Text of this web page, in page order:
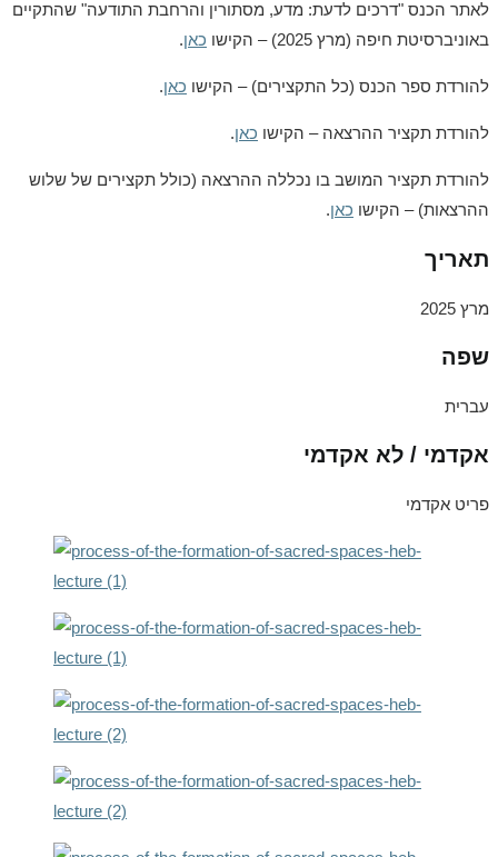
לאתר הכנס "דרכים לדעת: מדע, מסתורין והרחבת התודעה" שהתקיים
באוניברסיטת חיפה (מרץ 2025) – הקישו
כאן.
להורדת ספר הכנס (כל התקצירים) – הקישו כאן.
להורדת תקציר ההרצאה – הקישו כאן.
להורדת תקציר המושב בו נכללה ההרצאה (כולל תקצירים של שלוש
ההרצאות) – הקישו כאן.
תאריך
מרץ 2025
שפה
עברית
אקדמי / לא אקדמי
פריט אקדמי